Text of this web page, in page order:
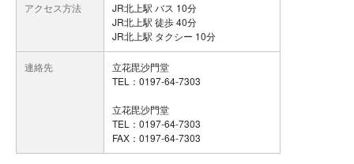
アクセス方法
JR北上駅 バス 10分
JR北上駅 徒歩 40分
JR北上駅 タクシー 10分
連絡先
立花毘沙門堂
TEL：0197-64-7303
立花毘沙門堂
TEL：0197-64-7303
FAX：0197-64-7303